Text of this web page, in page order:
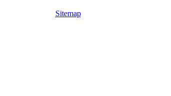
Sitemap